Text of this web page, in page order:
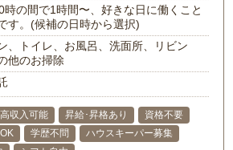
時の間で1時間〜、好きな日に働くこと
す。(候補の日時から選択)
、トイレ、お風呂、洗面所、リビン
他のお掃除
高収入可能 昇給･昇格あり
資格不要
学歴不問
ハウスキーパー募集